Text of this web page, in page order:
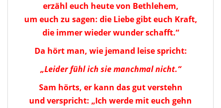
erzähl euch heute von Bethlehem,
um euch zu sagen: die Liebe gibt euch Kraft,
die immer wieder wunder schafft.“
Da hört man, wie jemand leise spricht:
„Leider fühl ich sie manchmal nicht.“
Sam hörts, er kann das gut verstehn
und verspricht: „Ich werde mit euch gehn